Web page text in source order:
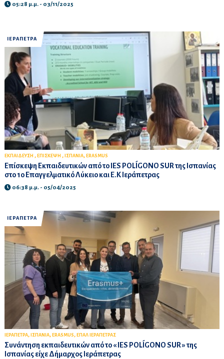
05:28 μ.μ. - 03/11/2025
ΙΕΡΑΠΕΤΡΑ
ΕΚΠΑΙΔΕΥΣΗ , ΕΠΙΣΚΕΨΗ , ΙΣΠΑΝΙΑ, ERASMUS
Επίσκεψη Εκπαιδευτικών από το IES POLÍGONO SUR της Ισπανίας
στο 1ο Επαγγελματικό Λύκειο και Ε.Κ Ιεράπετρας
06:38 μ.μ. - 05/04/2025
ΙΕΡΑΠΕΤΡΑ
ΙΕΡΑΠΕΤΡΑ, ΙΣΠΑΝΙΑ, ERASMUS, ΕΠΑΛ ΙΕΡΑΠΕΤΡΑΣ
Συνάντηση εκπαιδευτικών από το « IES POLÍGONO SUR » της
Ισπανίας είχε Δήμαρχος Ιεράπετρας